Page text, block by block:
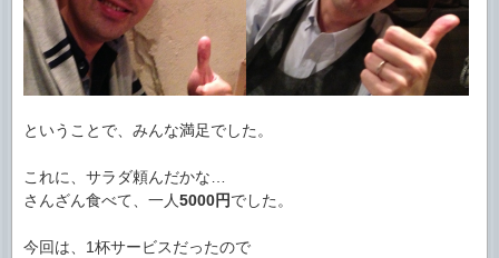
ということで、みんな満足でした。
これに、サラダ頼んだかな…
さんざん食べて、一人5000円でした。
今回は、1杯サービスだったので